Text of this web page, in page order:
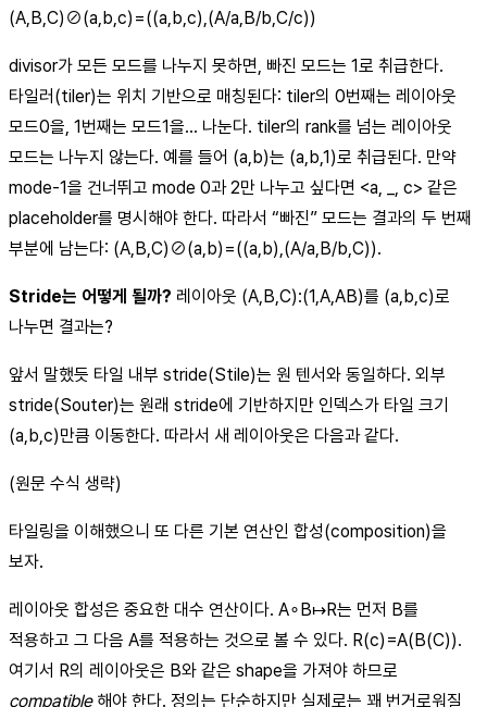
(A,B,C)⊘(a,b,c)=((a,b,c),(A/a,B/b,C/c))
divisor가 모든 모드를 나누지 못하면, 빠진 모드는 1로 취급한다.
타일러(tiler)는 위치 기반으로 매칭된다: tiler의 0번째는 레이아웃
모드0을, 1번째는 모드1을… 나눈다. tiler의 rank를 넘는 레이아웃
모드는 나누지 않는다. 예를 들어 (a,b)는 (a,b,1)로 취급된다. 만약
mode-1을 건너뛰고 mode 0과 2만 나누고 싶다면 <a, _, c> 같은
placeholder를 명시해야 한다. 따라서 “빠진” 모드는 결과의 두 번째
부분에 남는다: (A,B,C)⊘(a,b)=((a,b),(A/a,B/b,C)).
Stride는 어떻게 될까? 레이아웃 (A,B,C):(1,A,AB)를 (a,b,c)로
나누면 결과는?
앞서 말했듯 타일 내부 stride(Stile)는 원 텐서와 동일하다. 외부
stride(Souter)는 원래 stride에 기반하지만 인덱스가 타일 크기
(a,b,c)만큼 이동한다. 따라서 새 레이아웃은 다음과 같다.
(원문 수식 생략)
타일링을 이해했으니 또 다른 기본 연산인 합성(composition)을
보자.
레이아웃 합성은 중요한 대수 연산이다. A∘B↦R는 먼저 B를
적용하고 그 다음 A를 적용하는 것으로 볼 수 있다. R(c)=A(B(C)).
여기서 R의 레이아웃은 B와 같은 shape을 가져야 하므로
compatible해야 한다. 정의는 단순하지만 실제로는 꽤 번거로워질